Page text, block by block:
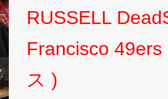
RUSSELL
Francisco
ス )